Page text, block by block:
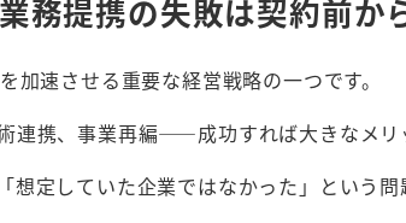
務提携の失敗は契約前か
加速させる重要な経営戦略の一つです。
連携、事業再編――成功すれば大きなメリ
想定していた企業ではなかった」という問